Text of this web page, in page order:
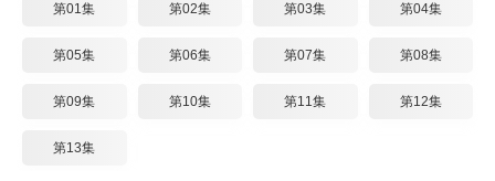
第01集 第02集 第03集 第04集
第05集 第06集 第07集 第08集
第09集 第10集 第11集 第12集
第13集